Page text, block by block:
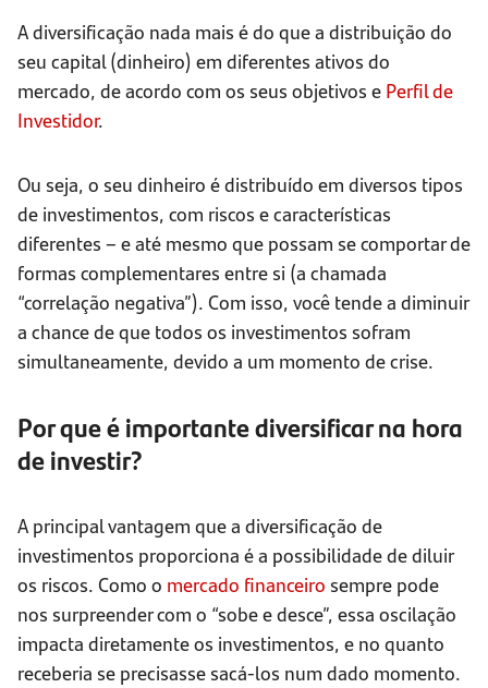
A diversificação nada mais é do que a distribuição do
seu capital (dinheiro) em diferentes ativos do
mercado, de acordo com os seus objetivos e Perfil de
Investidor.
Ou seja, o seu dinheiro é distribuído em diversos tipos
de investimentos, com riscos e características
diferentes – e até mesmo que possam se comportar de
formas complementares entre si (a chamada
“correlação negativa”). Com isso, você tende a diminuir
a chance de que todos os investimentos sofram
simultaneamente, devido a um momento de crise.
Por que é importante diversificar na hora
de investir?
A principal vantagem que a diversificação de
investimentos proporciona é a possibilidade de diluir
os riscos. Como o mercado financeiro sempre pode
nos surpreender com o “sobe e desce”, essa oscilação
impacta diretamente os investimentos, e no quanto
receberia se precisasse sacá-los num dado momento.